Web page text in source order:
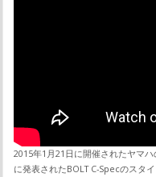
2015年1月21日に開催されたヤマ
に発表されたBOLT C-Specのスタ